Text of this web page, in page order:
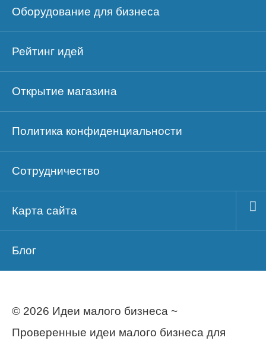
Оборудование для бизнеса
Рейтинг идей
Открытие магазина
Политика конфиденциальности
Сотрудничество
Карта сайта
Блог
© 2026 Идеи малого бизнеса ~
Проверенные идеи малого бизнеса для